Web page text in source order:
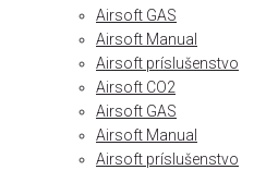
Airsoft GAS
Airsoft Manual
Airsoft príslušenstvo
Airsoft CO2
Airsoft GAS
Airsoft Manual
Airsoft príslušenstvo